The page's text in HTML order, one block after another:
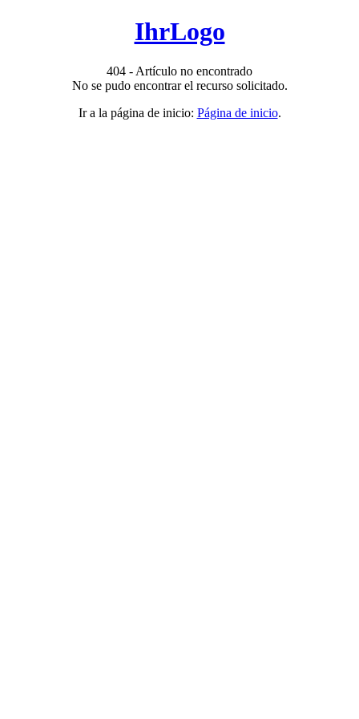
IhrLogo
404 - Artículo no encontrado
No se pudo encontrar el recurso solicitado.
Ir a la página de inicio: Página de inicio.